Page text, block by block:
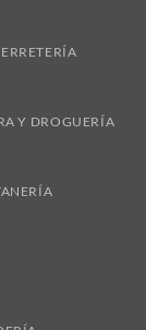
Y DROGUERÍA